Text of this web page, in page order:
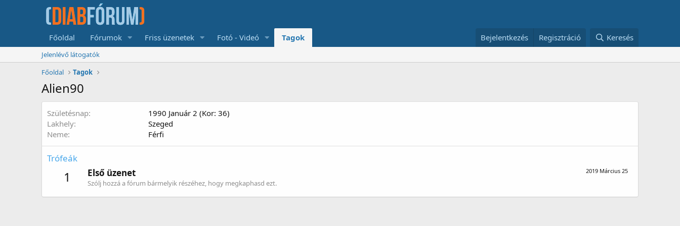
Főoldal Fórumok Friss üzenetek Fotó - Videó Tagok Bejelentkezés Regisztráció Keresés
Jelenlévő látogatók
Főoldal
Tagok
Alien90
Születésnap
1990 Január 2 (Kor: 36)
Lakhely
Szeged
Neme
Férfi
Trófeák
1 2019 Március 25
Első üzenet
Szólj hozzá a fórum bármelyik részéhez, hogy megkaphasd ezt.